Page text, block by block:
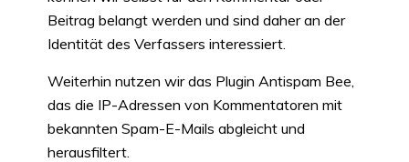
Beitrag belangt werden und sind daher an der
Identität des Verfassers interessiert.
Weiterhin nutzen wir das Plugin Antispam Bee,
das die IP-Adressen von Kommentatoren mit
bekannten Spam-E-Mails abgleicht und
herausfiltert.